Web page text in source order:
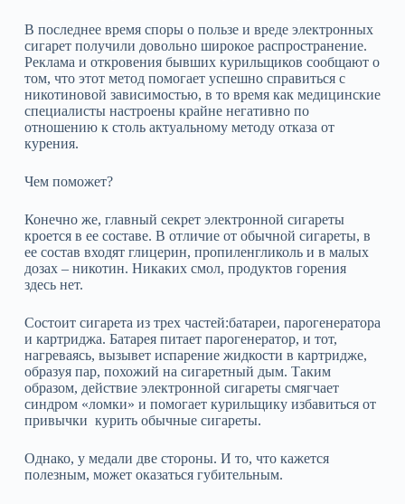
В последнее время споры о пользе и вреде электронных
сигарет получили довольно широкое распространение.
Реклама и откровения бывших курильщиков сообщают о
том, что этот метод помогает успешно справиться с
никотиновой зависимостью, в то время как медицинские
специалисты настроены крайне негативно по
отношению к столь актуальному методу отказа от
курения.
Чем поможет?
Конечно же, главный секрет электронной сигареты
кроется в ее составе. В отличие от обычной сигареты, в
ее состав входят глицерин, пропиленгликоль и в малых
дозах – никотин. Никаких смол, продуктов горения
здесь нет.
Состоит сигарета из трех частей:батареи, парогенератора
и картриджа. Батарея питает парогенератор, и тот,
нагреваясь, вызывет испарение жидкости в картридже,
образуя пар, похожий на сигаретный дым. Таким
образом, действие электронной сигареты смягчает
синдром «ломки» и помогает курильщику избавиться от
привычки курить обычные сигареты.
Однако, у медали две стороны. И то, что кажется
полезным, может оказаться губительным.